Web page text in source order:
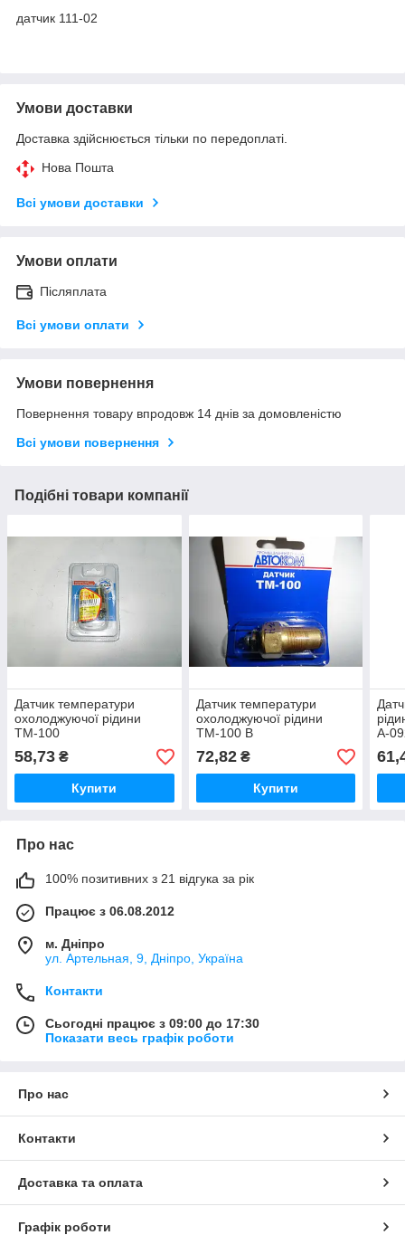
датчик 111-02
Умови доставки
Доставка здійснюється тільки по передоплаті.
Нова Пошта
Всі умови доставки
Умови оплати
Післяплата
Всі умови оплати
Умови повернення
Повернення товару впродовж 14 днів за домовленістю
Всі умови повернення
Подібні товари компанії
Датчик температури
охолоджуючої рідини
ТМ-100
58,73 ₴
Купити
Датчик температури
охолоджуючої рідини
ТМ-100 В
72,82₴
Купити
А-
Про нас
100% позитивних з 21 відгука за рік
Працює з 06.08.2012
м. Дніпро
ул. Артельная, 9, Дніпро, Україна
Контакти
Сьогодні працює з 09:00 до 17:30
Показати весь графік роботи
Про нас
Контакти
Доставка та оплата
Графік роботи